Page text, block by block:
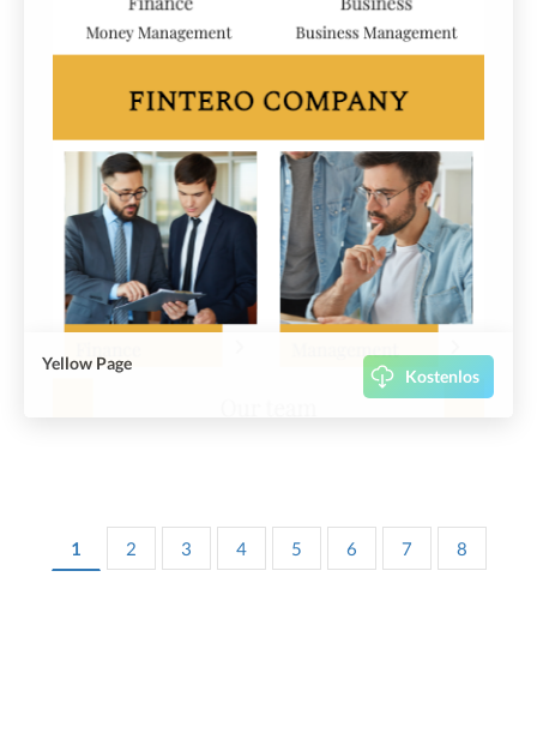
Yellow Page
Kostenlos
1 2 3 4 5 6 7 8